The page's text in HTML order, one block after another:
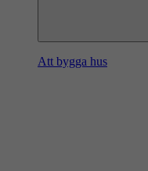
Att bygga hus